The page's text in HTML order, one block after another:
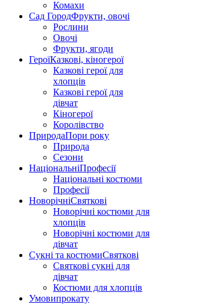
Комахи
Сад ГородФрукти, овочі
Рослини
Овочі
Фрукти, ягоди
ГероїКазкові, кіногерої
Казкові герої для
хлопців
Казкові герої для
дівчат
Кіногерої
Королівство
ПриродаПори року
Природа
Сезони
НаціональніПрофесії
Національні костюми
Професії
НоворічніСвяткові
Новорічні костюми для
хлопців
Новорічні костюми для
дівчат
Сукні та костюмиСвяткові
Святкові сукні для
дівчат
Костюми для хлопців
Умовипрокату